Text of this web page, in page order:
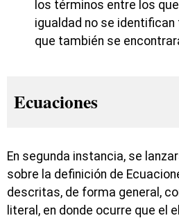
los términos entre los
igualdad no se
que también se
Ecuaciones
En segunda instancia, se
sobre la definición de
descritas, de forma general,
literal, en donde ocurre que el